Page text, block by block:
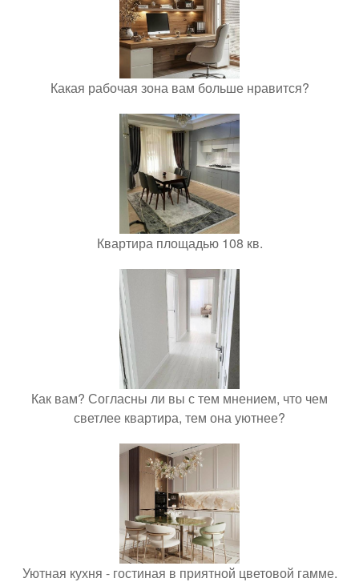
Какая рабочая зона вам больше нравится?
Квартира площадью 108 кв.
Как вам? Согласны ли вы с тем мнением, что чем
светлее квартира, тем она уютнее?
Уютная кухня - гостиная в приятной цветовой гамме.